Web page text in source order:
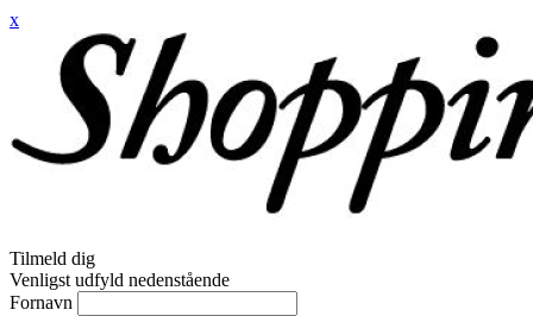
x
Tilmeld dig
Venligst udfyld nedenstående
Fornavn